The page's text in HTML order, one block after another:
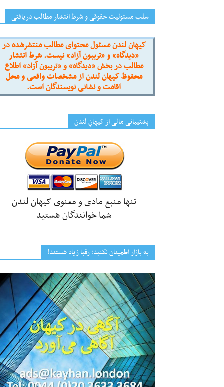
سلب مسئولیت حقوقی و شرط انتشار مطالب دریافتی
کیهان لندن مسئول محتوای مطالب منتشرشده در
«دیدگاه» و «تریبون آزاد» نیست. شرط انتشار
مطالب در بخش «دیدگاه» و «تریبون آزاد» اطلاع
محفوظ کیهان لندن از مشخصات واقعی و محل
اقامت و نشانی نویسندگان است.
پشتیبانی مالی از کیهانِ لندن
تنها منبع مادی و معنوی کیهان لندن
شما خوانندگان هستید
به بازار اطمینان نکنید؛ رقبا زیاد هستند!